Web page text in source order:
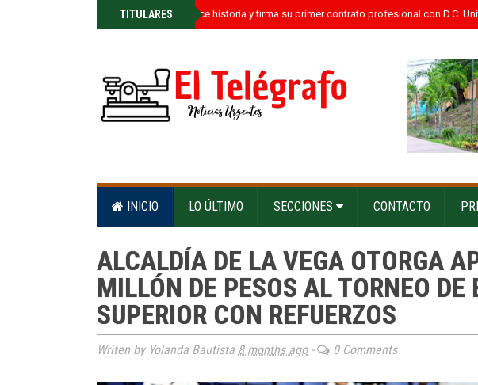
TITULARES
»Kamil Castillo hace historia y firma su primer contrato profesional con D.C.
INICIO LO ÚLTIMO SECCIONES CONTACTO
ALCALDÍA DE LA VEGA OTORGA
MILLÓN DE PESOS AL TORNEO DE
SUPERIOR CON REFUERZOS
Writen by Yolanda Bautista 8 months ago- 0 Comments